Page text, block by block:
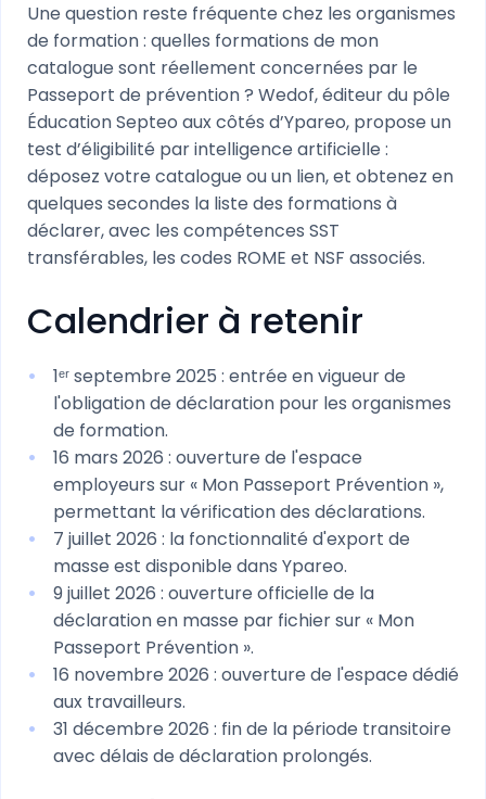
Une question reste fréquente chez les organismes
de formation : quelles formations de mon
catalogue sont réellement concernées par le
Passeport de prévention ? Wedof, éditeur du pôle
Éducation Septeo aux côtés d’Ypareo, propose un
test d’éligibilité par intelligence artificielle :
déposez votre catalogue ou un lien, et obtenez en
quelques secondes la liste des formations à
déclarer, avec les compétences SST
transférables, les codes ROME et NSF associés.
Calendrier à retenir
1ᵉʳ septembre 2025 : entrée en vigueur de
l'obligation de déclaration pour les organismes
de formation.
16 mars 2026 : ouverture de l'espace
employeurs sur « Mon Passeport Prévention »,
permettant la vérification des déclarations.
7 juillet 2026 : la fonctionnalité d'export de
masse est disponible dans Ypareo.
9 juillet 2026 : ouverture officielle de la
déclaration en masse par fichier sur « Mon
Passeport Prévention ».
16 novembre 2026 : ouverture de l'espace dédié
aux travailleurs.
31 décembre 2026 : fin de la période transitoire
avec délais de déclaration prolongés.